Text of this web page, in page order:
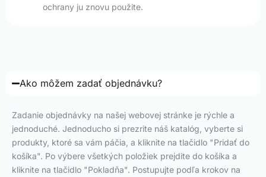
ochrany ju znovu použite.
Ako môžem zadať objednávku?
Zadanie objednávky na našej webovej stránke je rýchle a
jednoduché. Jednoducho si prezrite náš katalóg, vyberte si
produkty, ktoré sa vám páčia, a kliknite na tlačidlo "Pridať do
košíka". Po výbere všetkých položiek prejdite do košíka a
kliknite na tlačidlo "Pokladňa". Postupujte podľa krokov na